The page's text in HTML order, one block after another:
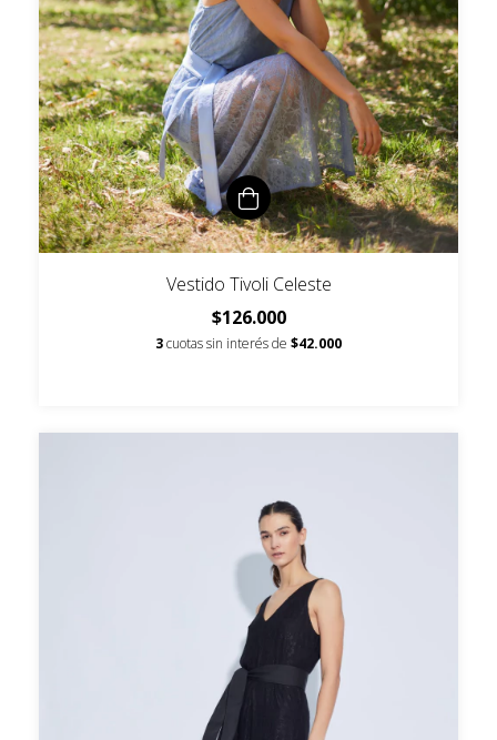
Vestido Tivoli Celeste
$126.000
3cuotas sin interés de $42.000